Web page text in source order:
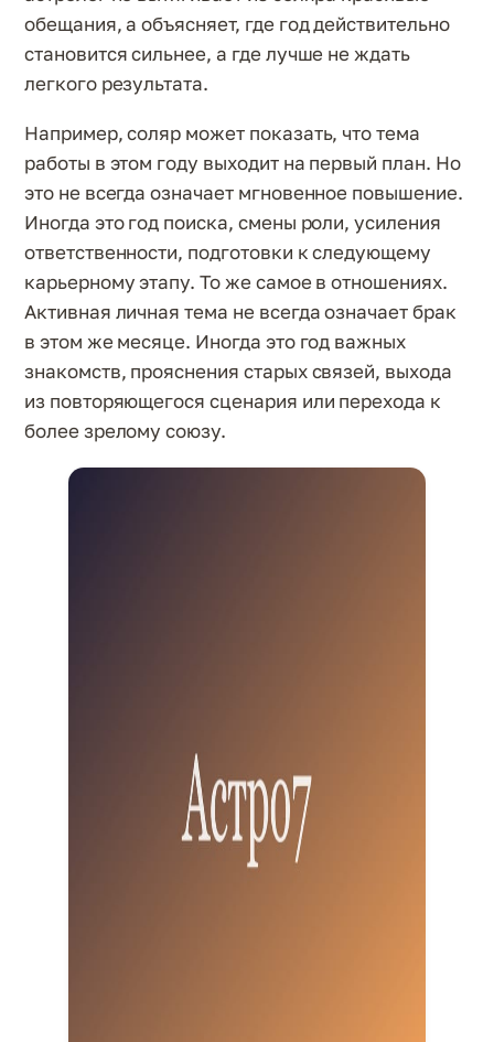
обещания, а объясняет, где год действительно
становится сильнее, а где лучше не ждать
легкого результата.
Например, соляр может показать, что тема
работы в этом году выходит на первый план. Но
это не всегда означает мгновенное повышение.
Иногда это год поиска, смены роли, усиления
ответственности, подготовки к следующему
карьерному этапу. То же самое в отношениях.
Активная личная тема не всегда означает брак
в этом же месяце. Иногда это год важных
знакомств, прояснения старых связей, выхода
из повторяющегося сценария или перехода к
более зрелому союзу.